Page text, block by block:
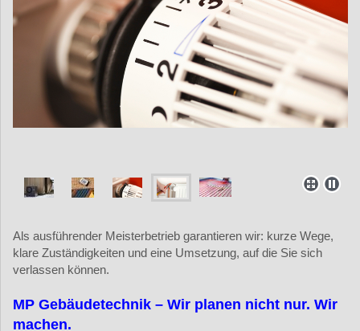
Als ausführender Meisterbetrieb garantieren wir: kurze Wege,
klare Zuständigkeiten und eine Umsetzung, auf die Sie sich
verlassen können.
MP Gebäudetechnik – Wir planen nicht nur. Wir
machen.